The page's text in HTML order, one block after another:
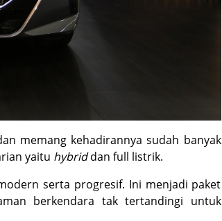
memang kehadirannya sudah banyak
yaitu hybriddan full listrik.
serta progresif. Ini menjadi paket
berkendara tak tertandingi untuk